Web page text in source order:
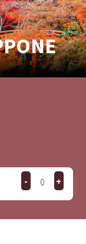
Diminuisci
quantità
di
IN
-
Quantità
ticket
+